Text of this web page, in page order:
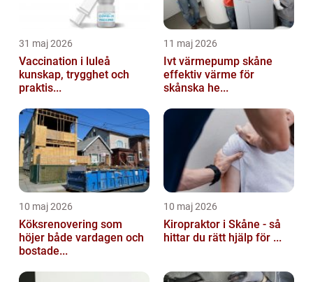
31 maj 2026
Vaccination i luleå
kunskap, trygghet och
praktis...
11 maj 2026
Ivt värmepump skåne
effektiv värme för
skånska he...
10 maj 2026
Köksrenovering som
höjer både vardagen och
bostade...
10 maj 2026
Kiropraktor i Skåne - så
hittar du rätt hjälp för ...